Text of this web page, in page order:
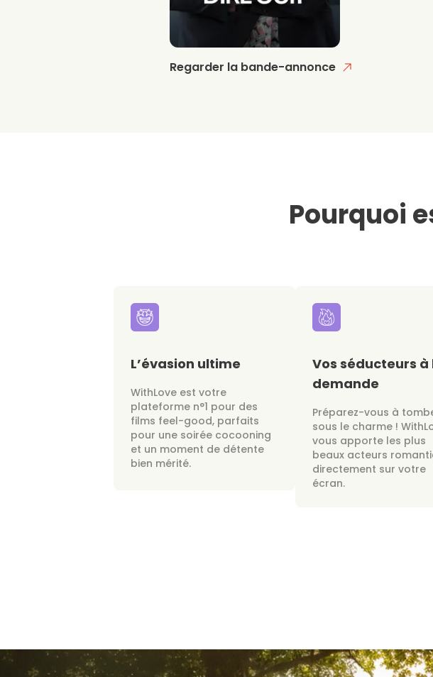
Regarder la bande-annonce
Pourquoi
L’évasion ultime
WithLove est votre
plateforme n°1 pour des
films feel-good, parfaits
pour une soirée cocooning
et un moment de détente
bien mérité.
Vos séducteurs à
demande
Préparez-vous à
sous le charme !
vous apporte les plus
beaux acteurs
directement sur votre
écran.